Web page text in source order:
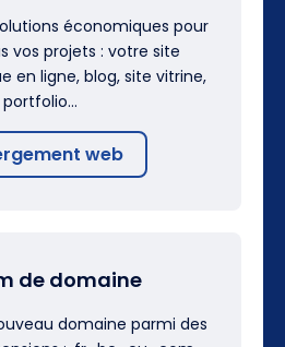
économiques pour
vos projets : votre site
en ligne, blog, site vitrine,
portfolio…
web
de domaine
domaine parmi des